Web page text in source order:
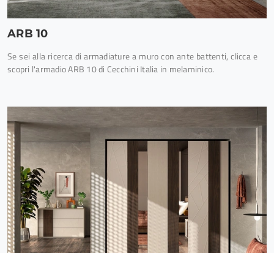
ARB 10
Se sei alla ricerca di armadiature a muro con ante battenti, clicca e
scopri l'armadio ARB 10 di Cecchini Italia in melaminico.